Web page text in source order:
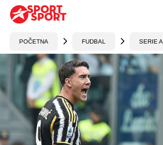
POČETNA FUDBAL SERIE A